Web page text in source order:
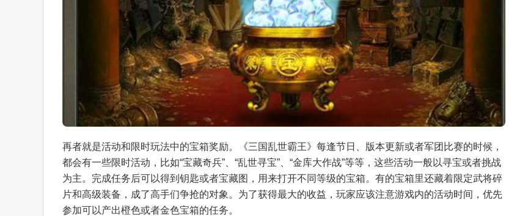
再者就是活动和限时玩法中的宝箱奖励。《三国乱世霸王》每逢节日、版本更新或者军团比赛的时候，
都会有一些限时活动，比如“宝藏奇兵”、“乱世寻宝”、“金库大作战”等等，这些活动一般以寻宝或者挑战
为主。完成任务后可以得到钥匙或者宝藏图，用来打开不同等级的宝箱。有的宝箱里还藏着限定武将碎
片和高级装备，成了高手们争抢的对象。为了获得最大的收益，玩家应该注意游戏内的活动时间，优先
参加可以产出橙色或者金色宝箱的任务。